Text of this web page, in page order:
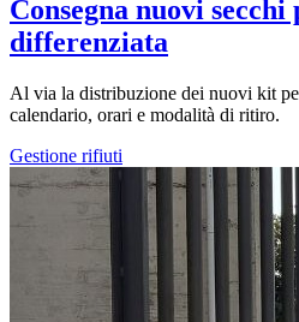
Consegna nuovi
differenziata
Al via la distribuzione dei nuovi kit
calendario, orari e modalità di ritiro.
Gestione rifiuti